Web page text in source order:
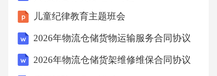
模型技术物理引擎技术通过模拟物体的运动和
相互作用，可以精确模拟交通流量的变化。例
如，某城市在模拟某区域的交通流量时，通过
物理引擎技术，将模拟精度提升至90%，比传统
儿童纪律教育主题班会
2026年物流仓储货物运输服务合同协议
2026年物流仓储货架维修维保合同协议